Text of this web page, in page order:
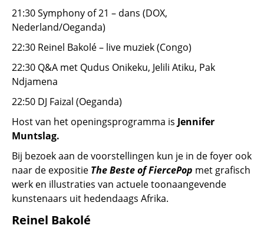
21:30 Symphony of 21 – dans (DOX,
Nederland/Oeganda)
22:30 Reinel Bakolé – live muziek (Congo)
22:30 Q&A met Qudus Onikeku, Jelili Atiku, Pak
Ndjamena
22:50 DJ Faizal (Oeganda)
Host van het openingsprogramma is Jennifer
Muntslag.
Bij bezoek aan de voorstellingen kun je in de foyer ook
naar de expositie The Beste of FiercePop met grafisch
werk en illustraties van actuele toonaangevende
kunstenaars uit hedendaags Afrika.
Reinel Bakolé